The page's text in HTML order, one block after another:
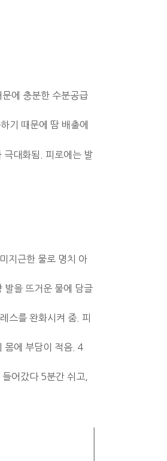
문에 충분한 수분공급
기 때문에 땀 배출에
극대화됨. 피로에는 발
근한 물로 명치 아
발을 뜨거운 물에 담글
스를 완화시켜 줌. 피
몸에 부담이 적음. 4
어갔다 5분간 쉬고,